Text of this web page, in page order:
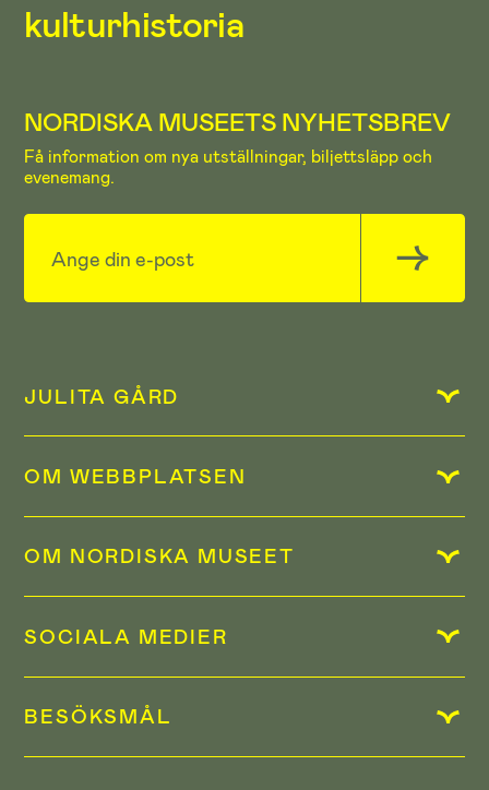
kulturhistoria
NORDISKA MUSEETS NYHETSBREV
Få information om nya utställningar, biljettsläpp och
evenemang.
JULITA GÅRD
OM WEBBPLATSEN
OM NORDISKA MUSEET
SOCIALA MEDIER
BESÖKSMÅL